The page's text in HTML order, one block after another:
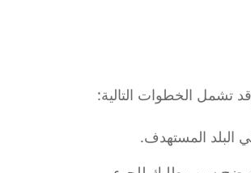
تشمل الخطوات التالية:
البلد المستهدف.